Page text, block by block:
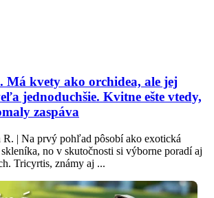
Má kvety ako orchidea, ale jej
jednoduchšie. Kvitne ešte vtedy,
zaspáva
R. | Na prvý pohľad pôsobí ako exotická
no v skutočnosti si výborne poradí aj
Tricyrtis, známy aj ...